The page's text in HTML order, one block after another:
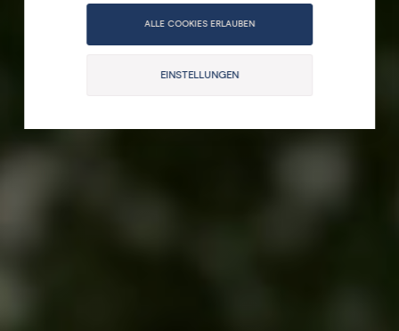
ALLE COOKIES ERLAUBEN
EINSTELLUNGEN